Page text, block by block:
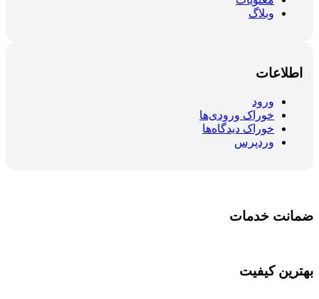
وبلاگ
اطلاعات
ورود
خوراک ورودی‌ها
خوراک دیدگاه‌ها
وردپرس
ضمانت خدمات
بهترین کیفیت